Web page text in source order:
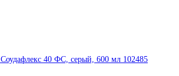
40 ФС, серый, 600 мл 102485